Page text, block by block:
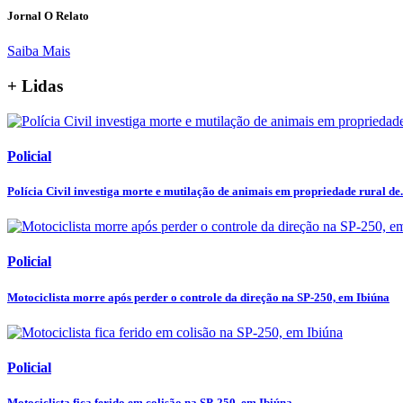
Jornal O Relato
Saiba Mais
+ Lidas
Policial
Polícia Civil investiga morte e mutilação de animais em propriedade rural
Policial
Motociclista morre após perder o controle da direção na SP-250, em Ibiúna
Policial